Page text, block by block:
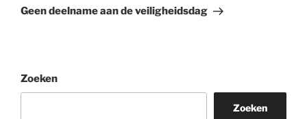
bericht
Geen deelname aan de veiligheidsdag
Zoeken
Zoeken